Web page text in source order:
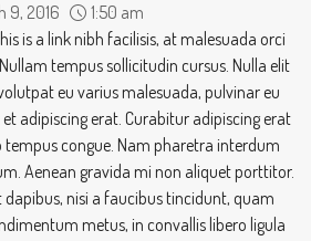
9, 2016
1:50 am
is a link nibh facilisis, at malesuada orci
tempus sollicitudin cursus. Nulla elit
eu varius malesuada, pulvinar eu
et adipiscing erat. Curabitur adipiscing erat
tempus congue. Nam pharetra interdum
Aenean gravida mi non aliquet porttitor.
dapibus, nisi a faucibus tincidunt, quam
metus, in convallis libero ligula